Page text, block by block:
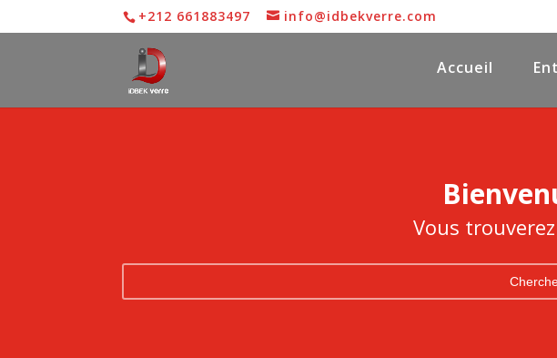
+212 661883497 info@idbekverre.com
Accueil
Vous